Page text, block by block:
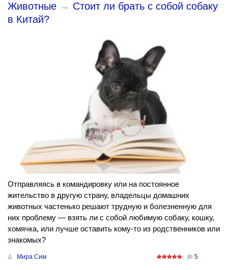
Животные → Стоит ли брать с собой собаку
в Китай?
Отправляясь в командировку или на постоянное
жительство в другую страну, владельцы домашних
животных частенько решают трудную и болезненную для
них проблему — взять ли с собой любимую собаку, кошку,
хомячка, или лучше оставить кому-то из родственников или
знакомых?
Мира Сим 5